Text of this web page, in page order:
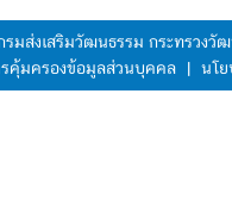
รมส่งเสริมวัฒนธรรม กระทรวง
คุ้มครองข้อมูลส่วนบุคคล | นโ